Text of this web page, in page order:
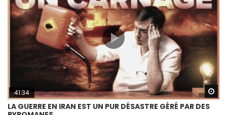
41:34
LA GUERRE EN IRAN EST UN PUR DÉSASTRE GÉRÉ PAR DES